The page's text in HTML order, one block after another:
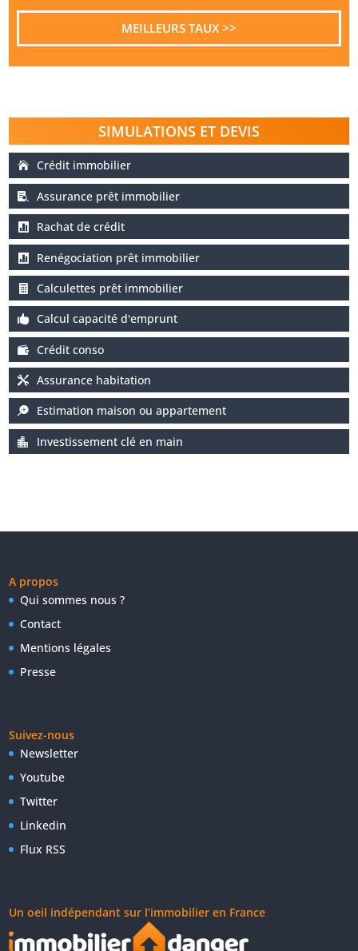
MEILLEURS TAUX >>
SIMULATIONS ET DEVIS
Crédit immobilier
Assurance prêt immobilier
Rachat de crédit
Renégociation prêt immobilier
Calculettes prêt immobilier
Calcul capacité d'emprunt
Crédit conso
Assurance habitation
Estimation maison ou appartement
Investissement clé en main
A propos
Qui sommes nous ?
Contact
Mentions légales
Presse
Suivez-nous
Newsletter
Youtube
Twitter
Linkedin
Flux RSS
Un oeil indépendant sur l’immobilier en France